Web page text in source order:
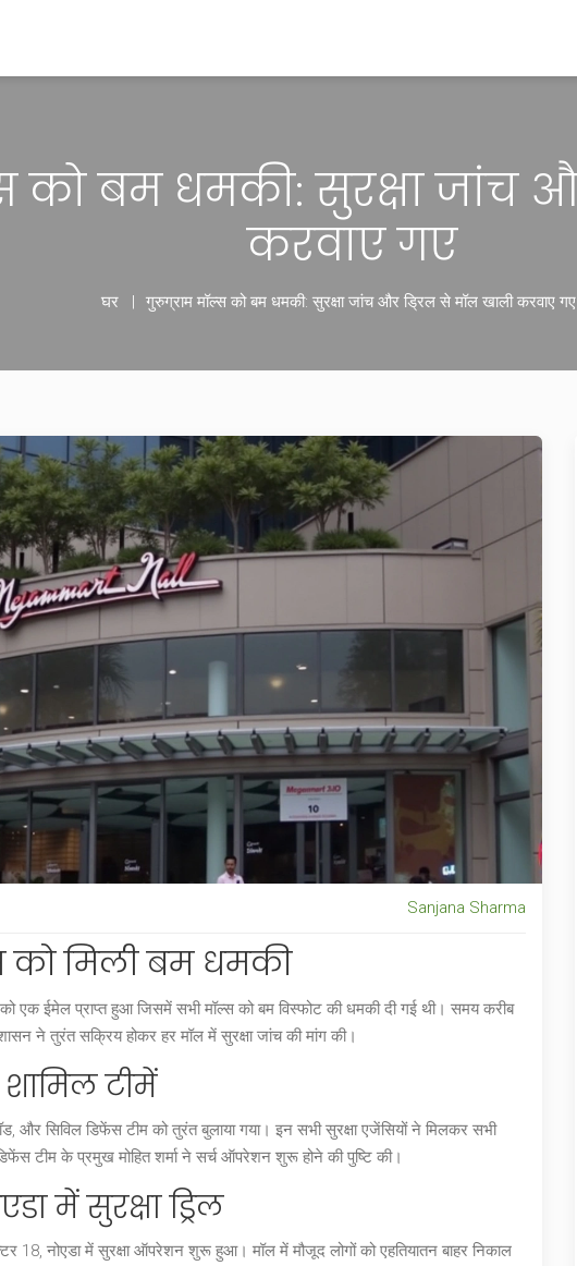
को बम धमकी: सुरक्षा जांच
करवाए गए
घर गुरुग्राम मॉल्स को बम धमकी: सुरक्षा जांच और ड्रिल से मॉल खाली करवाए गए
Sanjana Sharma
को मिली बम धमकी
एक ईमेल प्राप्त हुआ जिसमें सभी मॉल्स को बम विस्फोट की धमकी दी गई थी। समय करीब
ने तुरंत सक्रिय होकर हर मॉल में सुरक्षा जांच की मांग की।
शामिल टीमें
और सिविल डिफेंस टीम को तुरंत बुलाया गया। इन सभी सुरक्षा एजेंसियों ने मिलकर सभी
टीम के प्रमुख मोहित शर्मा ने सर्च ऑपरेशन शुरू होने की पुष्टि की।
में सुरक्षा ड्रिल
18, नोएडा में सुरक्षा ऑपरेशन शुरू हुआ। मॉल में मौजूद लोगों को एहतियातन बाहर निकाल